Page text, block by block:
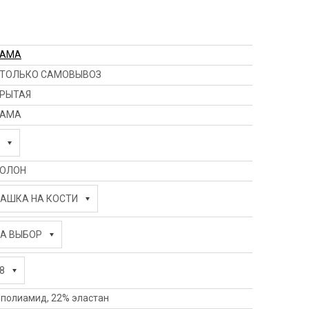
ТОЛЬКО САМОВЫВОЗ
НА КОСТИ
ВЫБОР
полиамид, 22% эластан